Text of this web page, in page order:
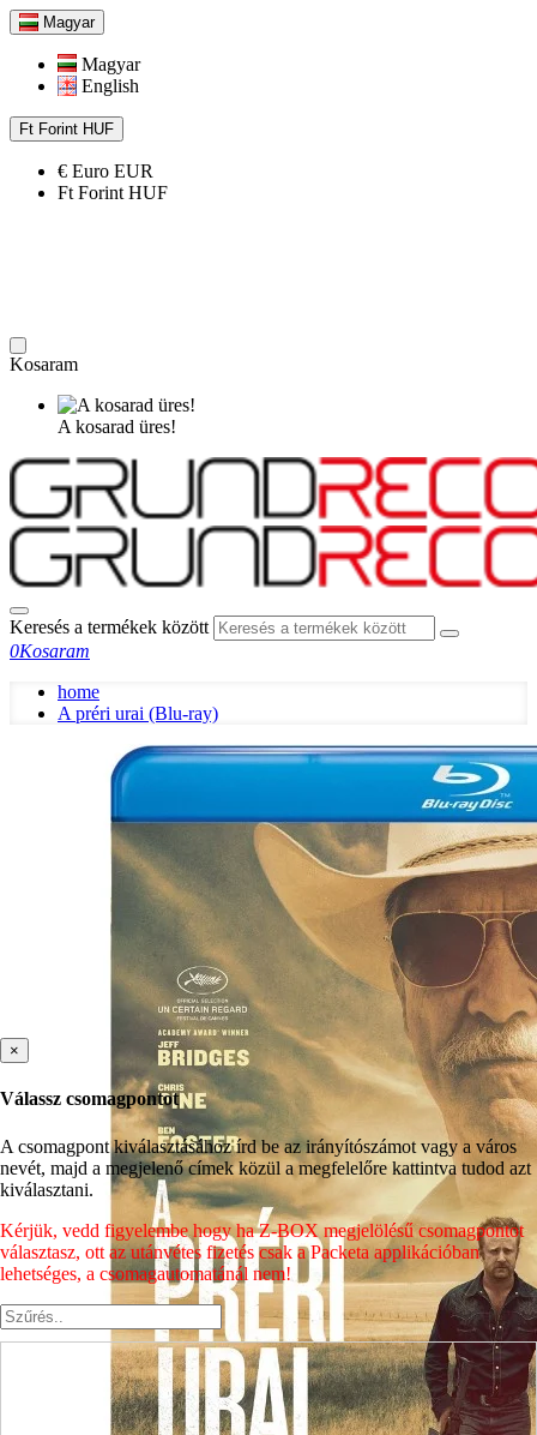
Magyar
Magyar
English
Ft Forint HUF
€ Euro EUR
Ft Forint HUF
Kosaram
A kosarad üres!
Keresés a termékek között
0Kosaram
home
A préri urai (Blu-ray)
×
Válassz csomagpontot
A csomagpont kiválasztásához írd be az irányítószámot vagy a város
nevét, majd a megjelenő címek közül a megfelelőre kattintva tudod azt
kiválasztani.
Kérjük, vedd figyelembe hogy ha Z-BOX megjelölésű csomagpontot
választasz, ott az utánvétes fizetés csak a Packeta applikációban
lehetséges, a csomagautomatánál nem!